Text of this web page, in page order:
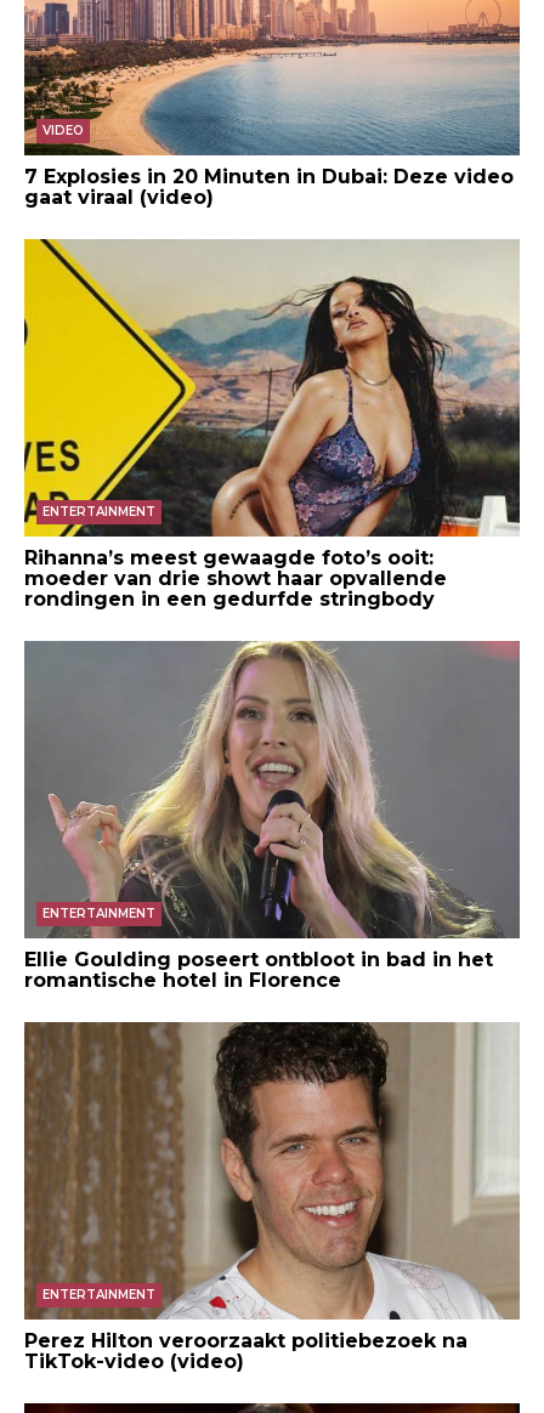
VIDEO
7 Explosies in 20 Minuten in Dubai: Deze video
gaat viraal (video)
ENTERTAINMENT
Rihanna’s meest gewaagde foto’s ooit:
moeder van drie showt haar opvallende
rondingen in een gedurfde stringbody
ENTERTAINMENT
Ellie Goulding poseert ontbloot in bad in het
romantische hotel in Florence
ENTERTAINMENT
Perez Hilton veroorzaakt politiebezoek na
TikTok-video (video)